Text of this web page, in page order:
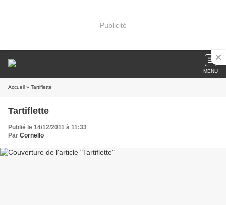
Publicité
MENU
Accueil » Tartiflette
Tartiflette
Publié le 14/12/2011 à 11:33
Par Cornello